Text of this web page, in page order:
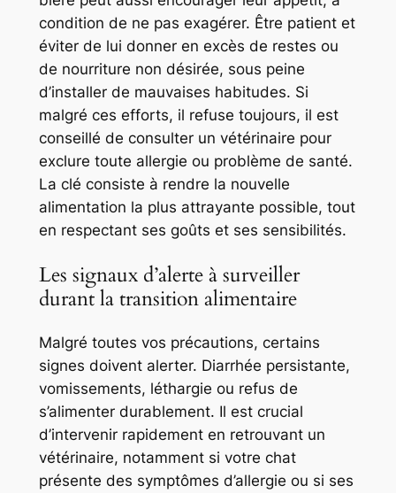
condition de ne pas exagérer. Être patient et
éviter de lui donner en excès de restes ou
de nourriture non désirée, sous peine
d’installer de mauvaises habitudes. Si
malgré ces efforts, il refuse toujours, il est
conseillé de consulter un vétérinaire pour
exclure toute allergie ou problème de santé.
La clé consiste à rendre la nouvelle
alimentation la plus attrayante possible, tout
en respectant ses goûts et ses sensibilités.
Les signaux d’alerte à surveiller
durant la transition alimentaire
Malgré toutes vos précautions, certains
signes doivent alerter. Diarrhée persistante,
vomissements, léthargie ou refus de
s’alimenter durablement. Il est crucial
d’intervenir rapidement en retrouvant un
vétérinaire, notamment si votre chat
présente des symptômes d’allergie ou si ses